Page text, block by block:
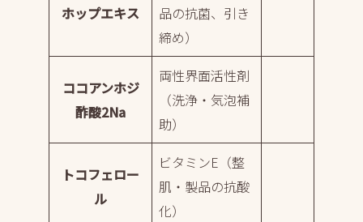
ホップエキス
品の抗菌、引き
締め）
ココアンホジ
酢酸2Na
両性界面活性剤
（洗浄・気泡補
助）
トコフェロー
ル
ビタミンE（整
肌・製品の抗酸
化）